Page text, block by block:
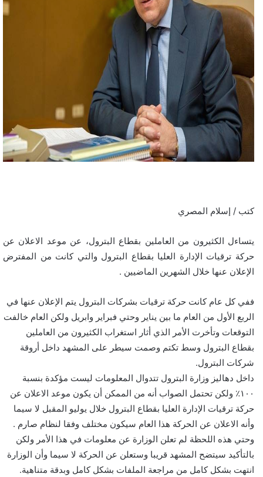
كتب / إسلام المصري
يتساءل الكثيرون من العاملين بقطاع البترول، عن موعد الاعلان عن
حركة ترقيات الإدارة العليا بقطاع البترول والتي كانت من المفترض
الإعلان عنها خلال الشهرين الماضيين .
ففي كل عام كانت حركة ترقيات بشركات البترول يتم الإعلان عنها في
الربع الأول من العام ما بين يناير وحتي فبراير وابريل ولكن العام خالفت
التوقعات وتأخرت الأمر الذي أثار استغراب الكثيرون من العاملين
بقطاع البترول وسط تكتم وصمت سيطر على المشهد داخل أروقة
شركات البترول.
داخل دهاليز وزارة البترول تتدوال المعلومات ليست مؤكدة بنسبة
١٠٠٪ ولكن تحتمل الصواب أنه من الممكن أن يكون موعد الاعلان عن
حركة ترقيات الإدارة العليا بقطاع البترول خلال يوليو المقبل لا سيما
وأنه الاعلان عن الحركة هذا العام سيكون مختلف وفقا لنظام صارم .
وحتي هذه اللحظة لم تعلن الوزارة عن معلومات في هذا الأمر ولكن
بالتأكيد سيتضح المشهد قريبا وستعلن عن الحركة لا سيما وأن الوزارة
انتهت بشكل كامل من مراجعة الملفات بشكل كامل وبدقة متناهية.